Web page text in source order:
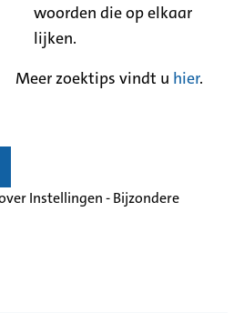
woorden die op elkaar
lijken.
Meer zoektips vindt u hier.
Instellingen - Bijzondere